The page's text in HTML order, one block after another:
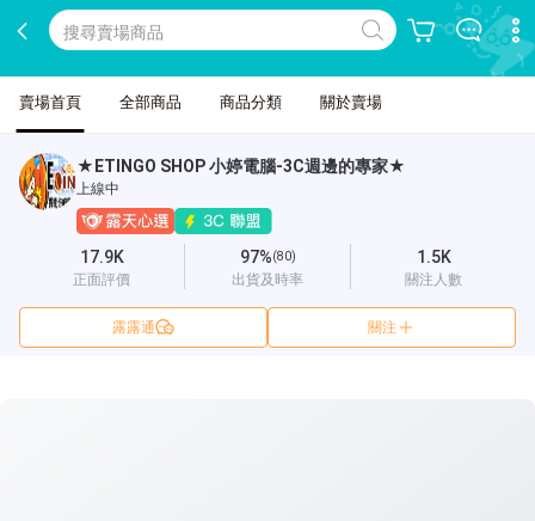
賣場首頁 全部商品 商品分類 關於賣場
★ETINGO SHOP 小婷電腦-3C週邊的專家★
上線中
17.9K
正面評價
97%(80)
出貨及時率
1.5K
關注人數
露露通 關注